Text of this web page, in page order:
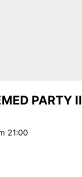
PARTY II
21:00